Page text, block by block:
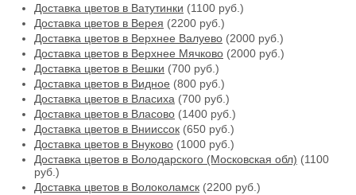
Доставка цветов в Ватутинки (1100 руб.)
Доставка цветов в Верея (2200 руб.)
Доставка цветов в Верхнее Валуево (2000 руб.)
Доставка цветов в Верхнее Мячково (2000 руб.)
Доставка цветов в Вешки (700 руб.)
Доставка цветов в Видное (800 руб.)
Доставка цветов в Власиха (700 руб.)
Доставка цветов в Власово (1400 руб.)
Доставка цветов в Внииссок (650 руб.)
Доставка цветов в Внуково (1000 руб.)
Доставка цветов в Володарского (Московская обл) (1100
руб.)
Доставка цветов в Волоколамск (2200 руб.)